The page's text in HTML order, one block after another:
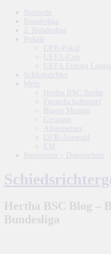
Startseite
Bundesliga
2. Bundesliga
Pokale
DFB-Pokal
UEFA-Cup
UEFA Europa
Schiedsrichter
Mehr
Hertha BSC Berlin
Freundschaftsspiel
Blauer Montag
Gespann
Allgemeines
DFB-Auswahl
EM
Impressum + Datenschutz
Hertha BSC Blog –
Bundesliga